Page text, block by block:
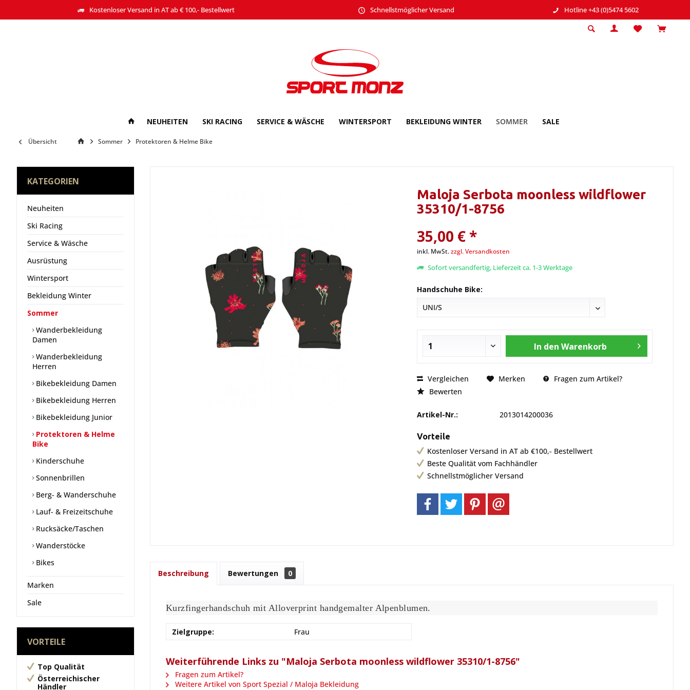
Kostenloser Versand in AT ab € 100,- Bestellwert Schnellstmöglicher Versand Hotline +43 (0)5474 5602
NEUHEITEN SKI RACING SERVICE & WÄSCHE WINTERSPORT BEKLEIDUNG WINTER SOMMER SALE
Übersicht Sommer Protektoren & Helme Bike
KATEGORIEN
Neuheiten
Ski Racing
Service & Wäsche
Ausrüstung
Wintersport
Bekleidung Winter
Sommer
Wanderbekleidung
Damen
Wanderbekleidung
Herren
Bikebekleidung Damen
Bikebekleidung Herren
Bikebekleidung Junior
Protektoren & Helme
Bike
Kinderschuhe
Sonnenbrillen
Berg- & Wanderschuhe
Lauf- & Freizeitschuhe
Rucksäcke/Taschen
Wanderstöcke
Bikes
Marken
Sale
VORTEILE
Top Qualität
Österreichischer
Händler
Maloja Serbota moonless wildflower
35310/1-8756
35,00 € *
inkl. MwSt.zzgl. Versandkosten
Sofort versandfertig, Lieferzeit ca. 1-3 Werktage
Handschuhe Bike:
In den Warenkorb
Vergleichen Merken
Fragen zum Artikel?
Bewerten
Artikel-Nr.: 2013014200036
Vorteile
Kostenloser Versand in AT ab €100,- Bestellwert
Beste Qualität vom Fachhändler
Schnellstmöglicher Versand
Beschreibung Bewertungen 0
Kurzfingerhandschuh mit Alloverprint handgemalter Alpenblumen.
Zielgruppe: Frau
Weiterführende Links zu "Maloja Serbota moonless wildflower 35310/1-8756"
Fragen zum Artikel?
Weitere Artikel von Sport Spezial / Maloja Bekleidung